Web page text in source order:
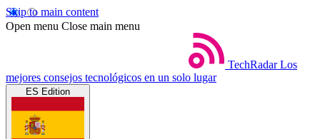
Skip to main content
Open menu Close main menu
TechRadar Los
mejores consejos tecnológicos en un solo lugar
ES Edition